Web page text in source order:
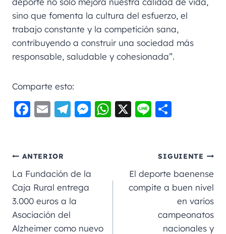
sino que fomenta la cultura del esfuerzo, el
trabajo constante y la competición sana,
contribuyendo a construir una sociedad más
responsable, saludable y cohesionada”.
Comparte esto:
F
e
b
o
o
k
E
l
Te
m
M W X
Li
p
a
rt
ir
ANTERIOR
La Fundación de la
Caja Rural entrega
3.000 euros a la
Asociación del
Alzheimer como nuevo
SIGUIENTE
El deporte baenense
compite a buen nivel
en varios
campeonatos
nacionales y